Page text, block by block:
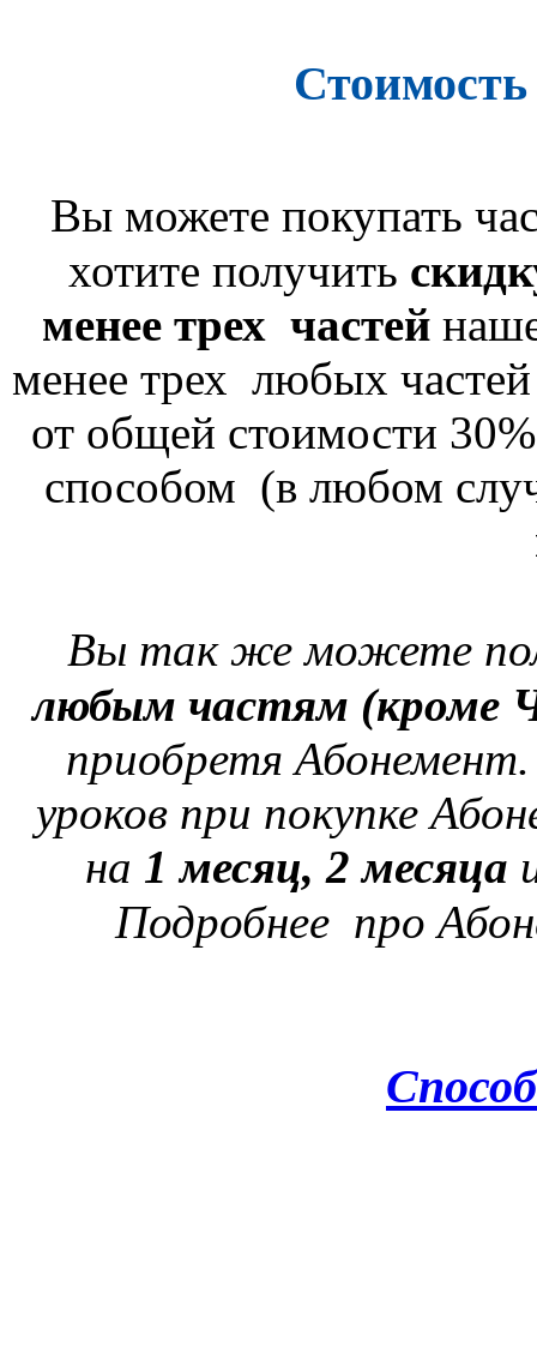
Вы можете покупать
хотите получить
менее трех частей
менее трех любых
от общей стоимости
способом (в любом
Вы так же можете
любым частям (кроме
приобретя
уроков при покупке
на 1 месяц, 2 месяца
Подробнее про